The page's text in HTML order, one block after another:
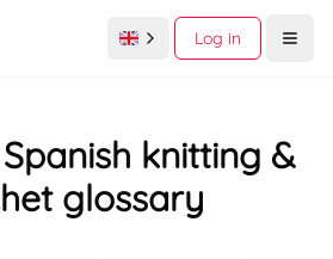
Log in
knitting &
glossary